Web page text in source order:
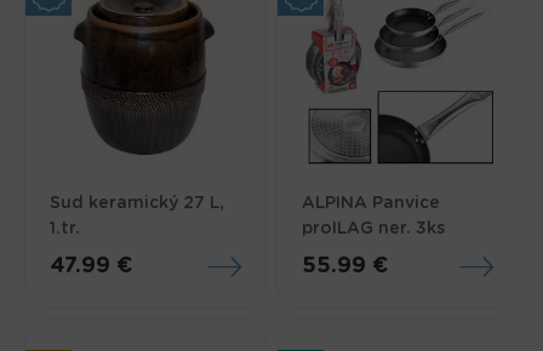
Sud keramický 27 L,
1.tr.
47.99 €
ALPINA Panvice
proILAG ner. 3ks
55.99 €